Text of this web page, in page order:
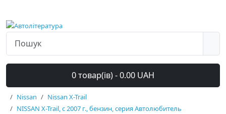
0 товар(ів) - 0.00 UAH
Nissan
Nissan X-Trail
NISSAN X-Trail, с 2007 г., бензин, серия Автолюбитель